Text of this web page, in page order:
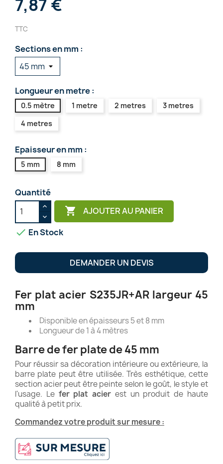
7,87 €
TTC
Sections en mm :
Longueur en metre :
0.5 mètre 1 metre 2 metres
3 metres
4 metres
Epaisseur en mm :
5 mm 8 mm
Quantité
 AJOUTER AU PANIER
 En Stock
DEMANDER UN DEVIS
Fer plat acier S235JR+AR largeur 45
mm
Disponible en épaisseurs 5 et 8 mm
Longueur de 1 à 4 mètres
Barre de fer plate de 45 mm
Pour réussir sa décoration intérieure ou extérieure, la
barre plate peut être utilisée. Très esthétique, cette
section acier peut être peinte selon le goût, le style et
l'usage. Le fer plat acier est un produit de haute
qualité à petit prix.
Commandez votre produit sur mesure :